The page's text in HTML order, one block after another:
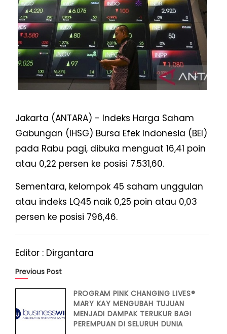
Jakarta (ANTARA) - Indeks Harga Saham
Gabungan (IHSG) Bursa Efek Indonesia (BEI)
pada Rabu pagi, dibuka menguat 16,41 poin
atau 0,22 persen ke posisi 7.531,60.
Sementara, kelompok 45 saham unggulan
atau indeks LQ45 naik 0,25 poin atau 0,03
persen ke posisi 796,46.
Editor : Dirgantara
Previous Post
PROGRAM PINK CHANGING LIVES®
MARY KAY MENGUBAH TUJUAN
MENJADI DAMPAK TERUKUR BAGI
PEREMPUAN DI SELURUH DUNIA